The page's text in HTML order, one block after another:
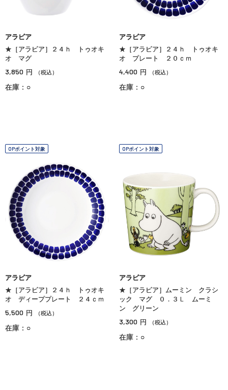
アラビア
★［アラビア］２４ｈ トゥオキ
オ マグ
3,850 円 （税込）
在庫：○
アラビア
★［アラビア］２４ｈ トゥオキ
オ プレート ２０ｃｍ
4,400 円 （税込）
在庫：○
OPポイント対象
アラビア
★［アラビア］２４ｈ トゥオキ
オ ディーププレート ２４ｃｍ
5,500 円 （税込）
在庫：○
OPポイント対象
アラビア
★［アラビア］ムーミン クラシ
ック マグ ０．３Ｌ ムーミ
ン グリーン
3,300 円 （税込）
在庫：○